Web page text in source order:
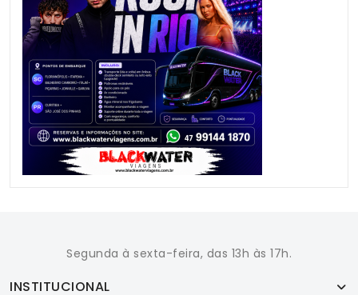
Segunda à sexta-feira, das 13h às 17h.
INSTITUCIONAL